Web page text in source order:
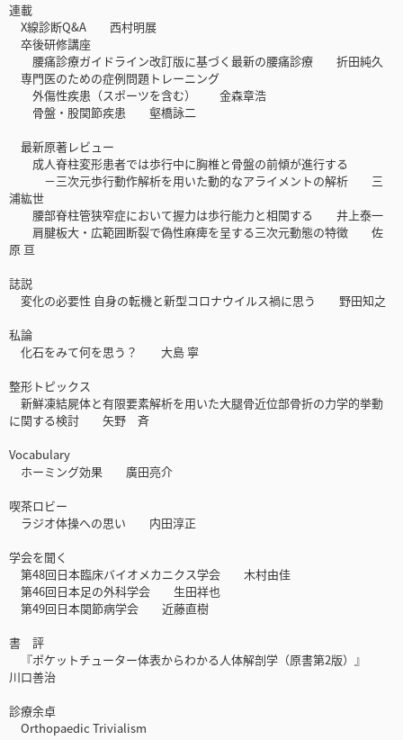
連載
X線診断Q&A 西村明展
卒後研修講座
腰痛診療ガイドライン改訂版に基づく最新の腰痛診療 折田純久
専門医のための症例問題トレーニング
外傷性疾患（スポーツを含む） 金森章浩
骨盤・股関節疾患 壑橋詠二
最新原著レビュー
成人脊柱変形患者では歩行中に胸椎と骨盤の前傾が進行する
－三次元歩行動作解析を用いた動的なアライメントの解析 三
浦紘世
腰部脊柱管狭窄症において握力は歩行能力と相関する 井上泰一
肩腱板大・広範囲断裂で偽性麻痺を呈する三次元動態の特徴 佐
原 亘
誌説
変化の必要性 自身の転機と新型コロナウイルス禍に思う 野田知之
私論
化石をみて何を思う？ 大島 寧
整形トピックス
新鮮凍結屍体と有限要素解析を用いた大腿骨近位部骨折の力学的挙動
に関する検討 矢野 斉
Vocabulary
ホーミング効果 廣田亮介
喫茶ロビー
ラジオ体操への思い 内田淳正
学会を聞く
第48回日本臨床バイオメカニクス学会 木村由佳
第46回日本足の外科学会 生田祥也
第49回日本関節病学会 近藤直樹
書 評
『ポケットチューター体表からわかる人体解剖学（原書第2版）』
川口善治
診療余卓
Orthopaedic Trivialism